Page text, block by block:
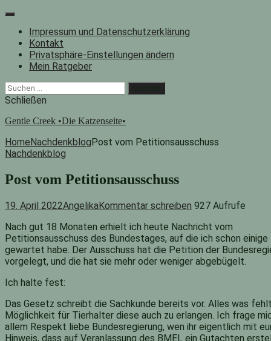
Zum
springenImpressum und Datenschutzerklärung
Kontakt
Privatsphäre-Einstellungen ändern
Mein Ratgeber
Facebook
Instagram
"Suche"-
Button
Suchen
nach:
Schließen
Gentle Creek •Die Katzenseite•
HomeNachdenkblogPost vom Petitionsausschuss
Nachdenkblog
Post vom Petitionsausschuss
19. April 2022AngelikaKommentar schreiben 927 Aufrufe
Nach gut 18 Monaten erhielt ich heute Nachricht vom
Petitionsausschuss des Bundestages, auf die ich schon
gewartet habe. Der Ausschuss hat die Petition der
vorgelegt, und die hat sie mehr oder weniger abgebügelt.
Ich halte fest:
Das Gesetz schreibt die Sachkunde bereits vor. Alles was
Möglichkeit für Tierhalter diese auch zu erlangen. Ich frage
allem Respekt liebe Bundesregierung, wen ihr eigentlich mit
Hinweis, dass auf Veranlassung des BMEL ein Gutachten